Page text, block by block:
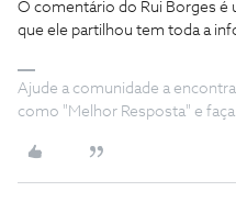
O comentário do Rui Borges é
que ele partilhou tem toda a
Ajude a comunidade a
como "Melhor Resposta" e